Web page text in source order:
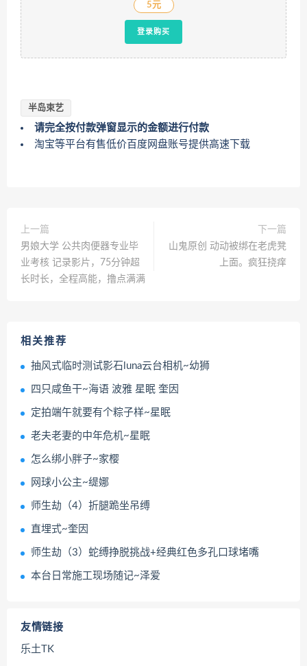
5元
登录购买
半岛束艺
请完全按付款弹窗显示的金额进行付款
淘宝等平台有售低价百度网盘账号提供高速下载
上一篇
男娘大学 公共肉便器专业毕
业考核 记录影片，75分钟超
长时长，全程高能，撸点满满
下一篇
山鬼原创 动动被绑在老虎凳
上面。疯狂挠痒
相关推荐
抽风式临时测试影石luna云台相机~幼狮
四只咸鱼干~海语 波雅 星眠 奎因
定拍端午就要有个粽子样~星眠
老夫老妻的中年危机~星眠
怎么绑小胖子~家樱
网球小公主~缇娜
师生劫（4）折腿跪坐吊缚
直埋式~奎因
师生劫（3）蛇缚挣脱挑战+经典红色多孔口球堵嘴
本台日常施工现场随记~泽爱
友情链接
乐土TK